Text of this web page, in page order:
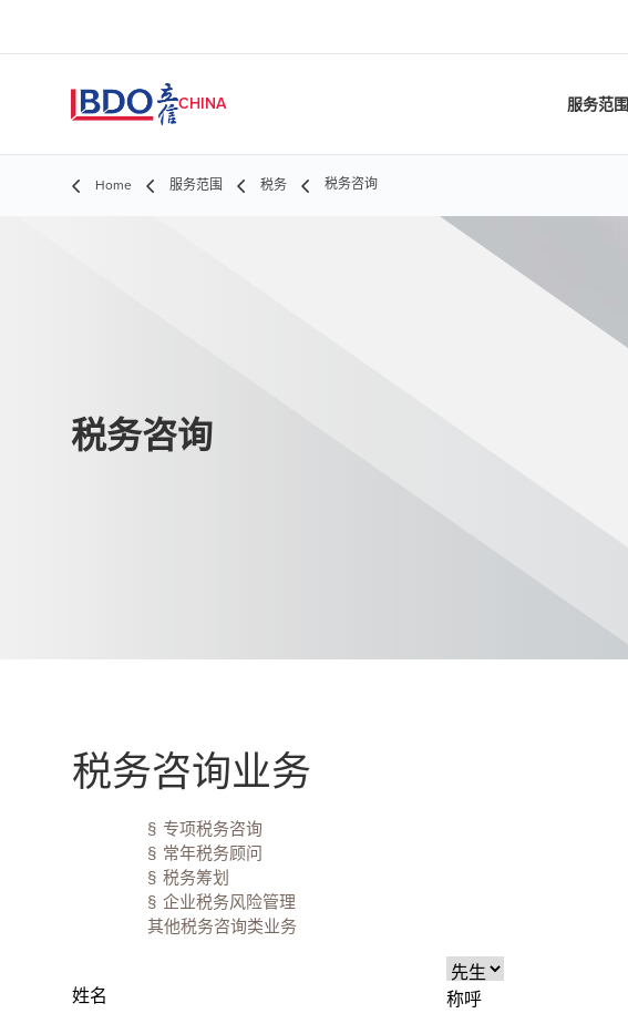
CHINA 服务范围
Home 服务范围 税务 税务咨询
税务咨询
税务咨询业务
§ 专项税务咨询
§ 常年税务顾问
§ 税务筹划
§ 企业税务风险管理
其他税务咨询类业务
姓名 称呼